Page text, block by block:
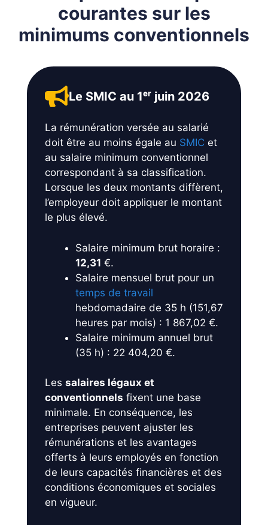
courantes sur les
minimums conventionnels
Le SMIC au 1ᵉʳ juin 2026
La rémunération versée au salarié
doit être au moins égale au SMIC et
au salaire minimum conventionnel
correspondant à sa classification.
Lorsque les deux montants diffèrent,
l’employeur doit appliquer le montant
le plus élevé.
Salaire minimum brut horaire :
12,31 €.
Salaire mensuel brut pour un
temps de travail
hebdomadaire de 35 h (151,67
heures par mois) : 1 867,02 €.
Salaire minimum annuel brut
(35 h) : 22 404,20 €.
Les salaires légaux et
conventionnels fixent une base
minimale. En conséquence, les
entreprises peuvent ajuster les
rémunérations et les avantages
offerts à leurs employés en fonction
de leurs capacités financières et des
conditions économiques et sociales
en vigueur.